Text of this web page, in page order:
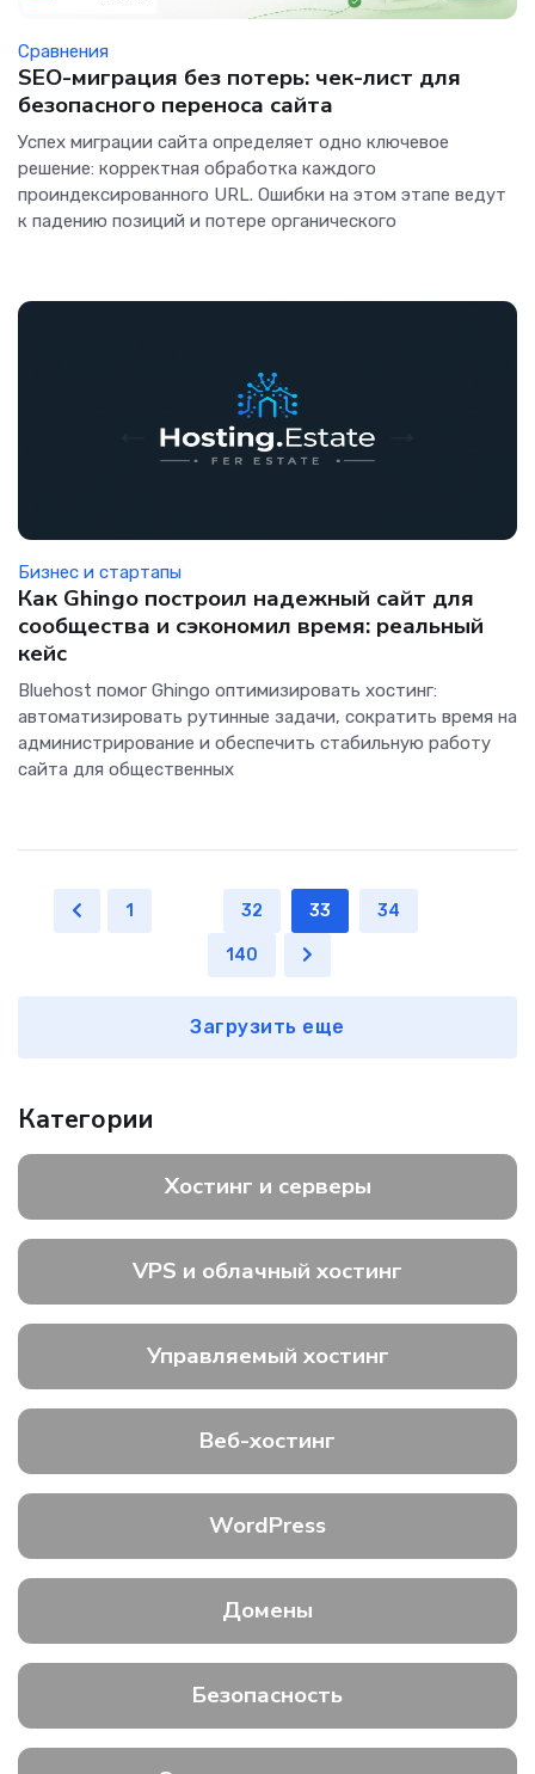
Сравнения
SEO-миграция без потерь: чек-лист для
безопасного переноса сайта
Успех миграции сайта определяет одно ключевое
решение: корректная обработка каждого
проиндексированного URL. Ошибки на этом этапе ведут
к падению позиций и потере органического
Бизнес и стартапы
Как Ghingo построил надежный сайт для
сообщества и сэкономил время: реальный
кейс
Bluehost помог Ghingo оптимизировать хостинг:
автоматизировать рутинные задачи, сократить время на
администрирование и обеспечить стабильную работу
сайта для общественных
1 32 33 34
140
Загрузить еще
Категории
Хостинг и серверы
VPS и облачный хостинг
Управляемый хостинг
Веб-хостинг
WordPress
Домены
Безопасность